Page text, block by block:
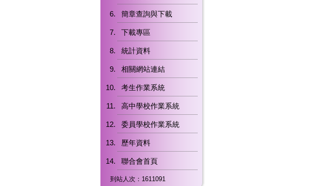
簡章查詢與下載
下載專區
統計資料
相關網站連結
考生作業系統
高中學校作業系統
委員學校作業系統
歷年資料
聯合會首頁
到站人次：1611091